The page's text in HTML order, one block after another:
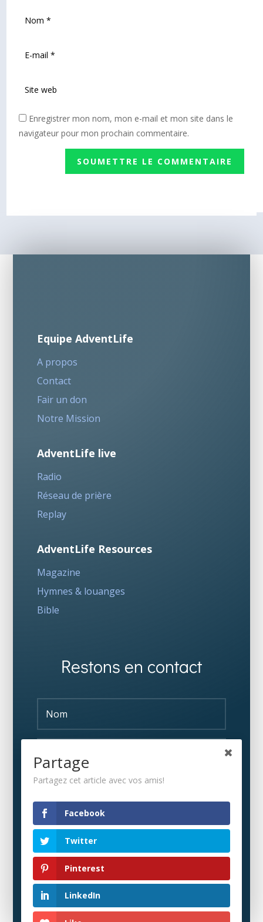
Enregistrer mon nom, mon e-mail et mon site dans le
navigateur pour mon prochain commentaire.
SOUMETTRE LE COMMENTAIRE
Equipe AdventLife
A propos
Contact
Fair un don
Notre Mission
AdventLife live
Radio
Réseau de prière
Replay
AdventLife Resources
Magazine
Hymnes & louanges
Bible
Restons en contact
Partage
Partagez cet article avec vos amis!
Facebook
Twitter
Pinterest
LinkedIn